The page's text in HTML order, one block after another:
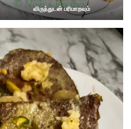
விருந்துடன் பரிமாறவும்